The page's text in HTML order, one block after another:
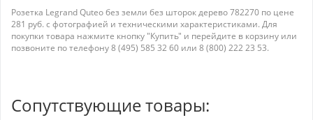
Розетка Legrand Quteo без земли без шторок дерево 782270 по цене
281 руб. с фотографией и техническими характеристиками. Для
покупки товара нажмите кнопку "Купить" и перейдите в корзину или
позвоните по телефону 8 (495) 585 32 60 или 8 (800) 222 23 53.
Сопутствующие товары: